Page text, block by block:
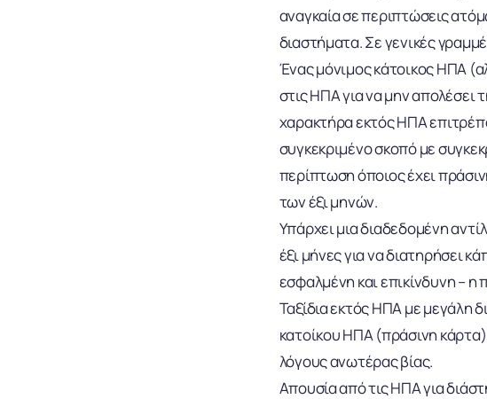
αναγκαία σε περιπτώσεις
διαστήματα. Σε γενικές
Ένας μόνιμος κάτοικος ΗΠΑ
στις ΗΠΑ για να μην απολέσει
χαρακτήρα εκτός ΗΠΑ
συγκεκριμένο σκοπό με
περίπτωση όποιος έχει
των έξι μηνών.
Υπάρχει μια διαδεδομένη
έξι μήνες για να διατηρήσει
εσφαλμένη και επικίνδυνη – η
Ταξίδια εκτός ΗΠΑ με μεγάλη
κατοίκου ΗΠΑ (πράσινη
λόγους ανωτέρας βίας.
Απουσία από τις ΗΠΑ για